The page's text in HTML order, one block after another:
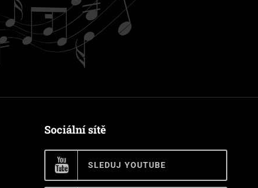
Sociální sítě
SLEDUJ YOUTUBE